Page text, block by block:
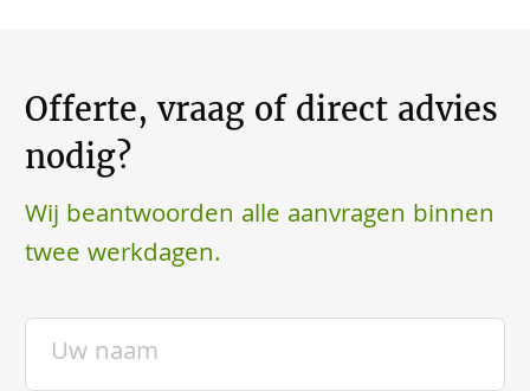
Offerte, vraag of direct advies
nodig?
Wij beantwoorden alle aanvragen binnen
twee werkdagen.